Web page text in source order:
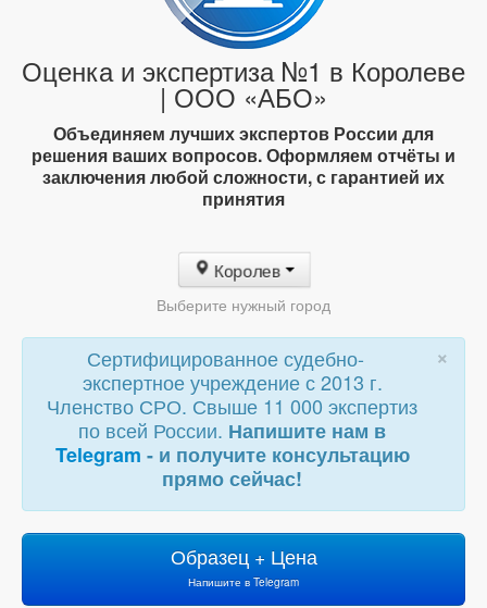
Оценка и экспертиза №1 в Королеве
| ООО «АБО»
Объединяем лучших экспертов России для
решения ваших вопросов. Оформляем отчёты и
заключения любой сложности, с гарантией их
принятия
Королев
Выберите нужный город
×
Сертифицированное судебно-
экспертное учреждение с 2013 г.
Членство СРО. Свыше 11 000 экспертиз
по всей России. Напишите нам в
Telegram - и получите консультацию
прямо сейчас!
Образец + Цена
Напишите в Telegram